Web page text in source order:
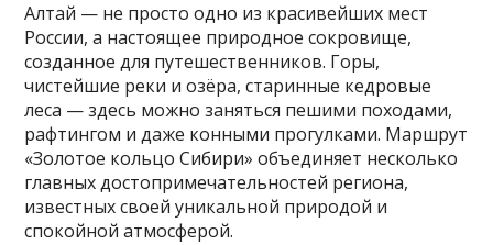
Алтай — не просто одно из красивейших мест
России, а настоящее природное сокровище,
созданное для путешественников. Горы,
чистейшие реки и озёра, старинные кедровые
леса — здесь можно заняться пешими походами,
рафтингом и даже конными прогулками. Маршрут
«Золотое кольцо Сибири» объединяет несколько
главных достопримечательностей региона,
известных своей уникальной природой и
спокойной атмосферой.